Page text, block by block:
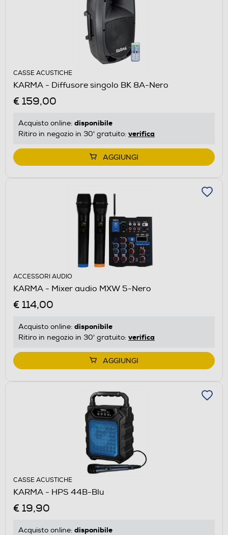
CASSE ACUSTICHE
KARMA - Diffusore singolo BK 8A-Nero
€ 159,00
Acquisto online: disponibile
Ritiro in negozio in 30' gratuito: verifica
AGGIUNGI
ACCESSORI AUDIO
KARMA - Mixer audio MXW 5-Nero
€ 114,00
Acquisto online: disponibile
Ritiro in negozio in 30' gratuito: verifica
AGGIUNGI
CASSE ACUSTICHE
KARMA - HPS 44B-Blu
€ 19,90
Acquisto online: disponibile